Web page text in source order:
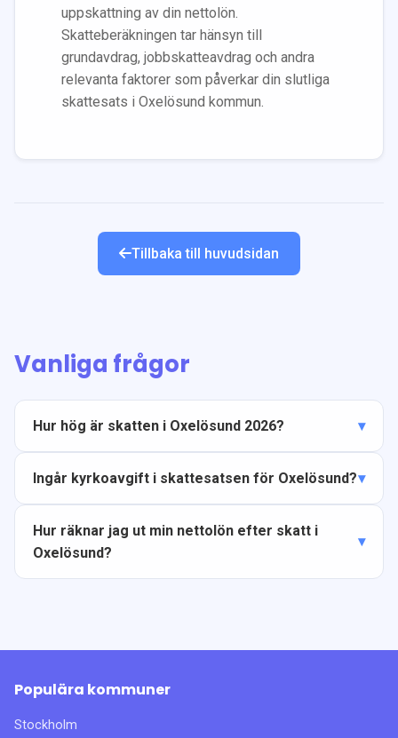
uppskattning av din nettolön.
Skatteberäkningen tar hänsyn till
grundavdrag, jobbskatteavdrag och andra
relevanta faktorer som påverkar din slutliga
skattesats i Oxelösund kommun.
Tillbaka till huvudsidan
Vanliga frågor
Hur hög är skatten i Oxelösund 2026?
Ingår kyrkoavgift i skattesatsen för Oxelösund?
Hur räknar jag ut min nettolön efter skatt i
Oxelösund?
Populära kommuner
Stockholm